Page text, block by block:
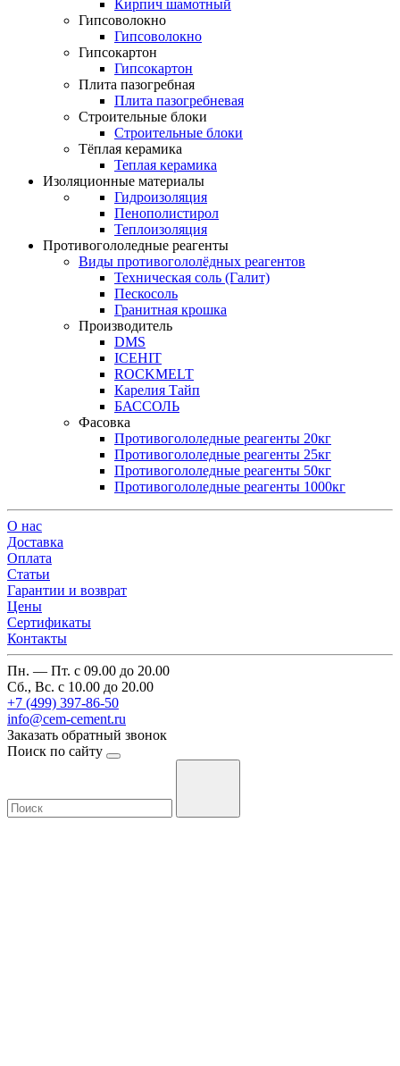
Кирпич шамотный
Гипсоволокно
Гипсоволокно
Гипсокартон
Гипсокартон
Плита пазогребная
Плита пазогребневая
Строительные блоки
Строительные блоки
Тёплая керамика
Теплая керамика
Изоляционные материалы
Гидроизоляция
Пенополистирол
Теплоизоляция
Противогололедные реагенты
Виды противогололёдных реагентов
Техническая соль (Галит)
Пескосоль
Гранитная крошка
Производитель
DMS
ICEHIT
ROCKMELT
Карелия Тайп
БАССОЛЬ
Фасовка
Противогололедные реагенты 20кг
Противогололедные реагенты 25кг
Противогололедные реагенты 50кг
Противогололедные реагенты 1000кг
О нас
Доставка
Оплата
Cтатьи
Гарантии и возврат
Цены
Сертификаты
Контакты
Пн. — Пт. с 09.00 до 20.00
Сб., Вс. с 10.00 до 20.00
+7 (499) 397-86-50
info@cem-cement.ru
Заказать обратный звонок
Поиск по сайту